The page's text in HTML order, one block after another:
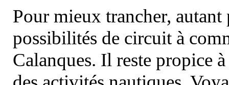
Pour mieux trancher, autant
possibilités de circuit à
Calanques. Il reste propice